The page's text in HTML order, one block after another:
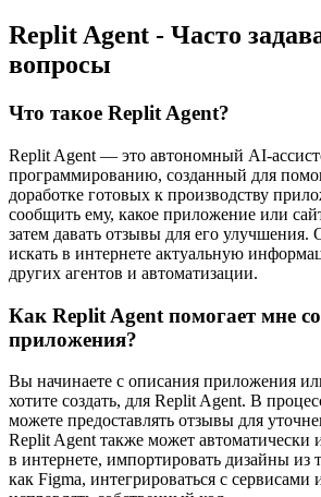
Replit Agent - Часто
вопросы
Что такое Replit Agent?
Replit Agent — это автономный AI-
программированию, созданный для
доработке готовых к производству
сообщить ему, какое приложение или
затем давать отзывы для его
искать в интернете актуальную
других агентов и автоматизации.
Как Replit Agent помогает мне
приложения?
Вы начинаете с описания приложения
хотите создать, для Replit Agent. В
можете предоставлять отзывы для
Replit Agent также может
в интернете, импортировать дизайны из
как Figma, интегрироваться с сервисами